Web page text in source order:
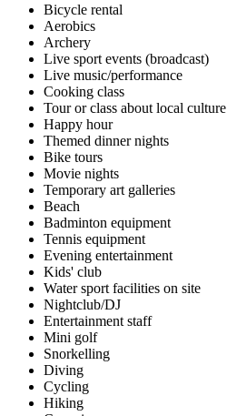
Bicycle rental
Aerobics
Archery
Live sport events (broadcast)
Live music/performance
Cooking class
Tour or class about local culture
Happy hour
Themed dinner nights
Bike tours
Movie nights
Temporary art galleries
Beach
Badminton equipment
Tennis equipment
Evening entertainment
Kids' club
Water sport facilities on site
Nightclub/DJ
Entertainment staff
Mini golf
Snorkelling
Diving
Cycling
Hiking